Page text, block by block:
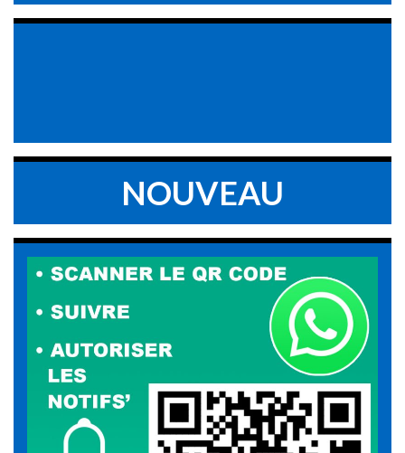
NOUVEAU